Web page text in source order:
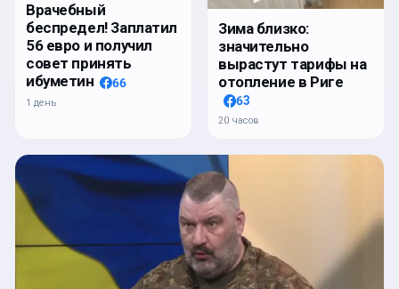
Врачебный
беспредел! Заплатил
56 евро и получил
совет принять
ибуметин
66
1 день
Зима близко:
значительно
вырастут тарифы на
отопление в Риге
63
20 часов